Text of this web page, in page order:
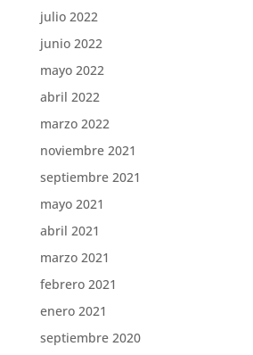
julio 2022
junio 2022
mayo 2022
abril 2022
marzo 2022
noviembre 2021
septiembre 2021
mayo 2021
abril 2021
marzo 2021
febrero 2021
enero 2021
septiembre 2020